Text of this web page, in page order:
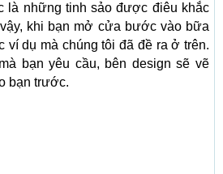
là những tinh sảo được điêu khắc
khi bạn mở cửa bước vào bữa
ví dụ mà chúng tôi đã đề ra ở trên.
bạn yêu cầu, bên design sẽ vẽ
bạn trước.